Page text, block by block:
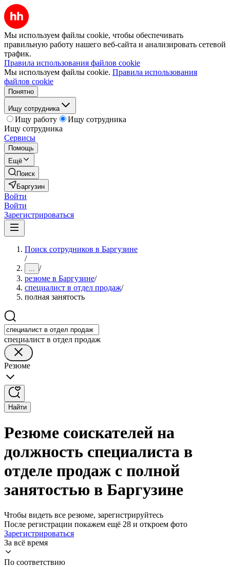
Мы используем файлы cookie, чтобы обеспечивать
правильную работу нашего веб-сайта и анализировать сетевой
трафик.
Правила использования файлов cookie
Мы используем файлы cookie. Правила использования
файлов cookie
Понятно
Ищу сотрудника
Ищу работу
Ищу сотрудника
Ищу сотрудника
Сервисы
Помощь
Ещё
Поиск
Баргузин
Войти
Войти
Зарегистрироваться
Поиск сотрудников в Баргузине
/
... /
резюме в Баргузине/
специалист в отдел продаж/
полная занятость
специалист в отдел продаж
Резюме
Найти
Резюме соискателей на
должность специалиста в
отделе продаж с полной
занятостью в Баргузине
Чтобы видеть все резюме, зарегистрируйтесь
После регистрации покажем ещё 28 и откроем фото
Зарегистрироваться
За всё время
По соответствию